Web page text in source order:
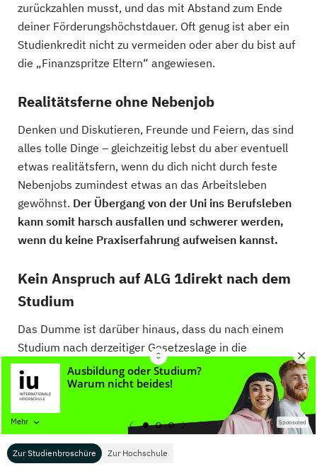
Zur Studienbroschüre Zur Hochschule
Mehr Sponsored
zurückzahlen musst, und das mit Abstand zum Ende
deiner Förderungshöchstdauer. Oft genug ist aber ein
Studienkredit nicht zu vermeiden oder aber du bist auf
die „Finanzspritze Eltern“ angewiesen.
Realitätsferne ohne Nebenjob
Denken und Diskutieren, Freunde und Feiern, das sind
alles tolle Dinge – gleichzeitig lebst du aber eventuell
etwas realitätsfern, wenn du dich nicht durch feste
Nebenjobs zumindest etwas an das Arbeitsleben
gewöhnst. Der Übergang von der Uni ins Berufsleben
kann somit harsch ausfallen und schwerer werden,
wenn du keine Praxiserfahrung aufweisen kannst.
Kein Anspruch auf ALG 1direkt nach dem
Studium
Das Dumme ist darüber hinaus, dass du nach einem
Studium nach derzeitiger Gesetzeslage in die
sogenannte „Hartz-IV-Falle“ rutschen kannst, denn du
hast während des Vollzeitstudiums in der Regel nicht
in die Arbeitslosenversicherung eingezahlt und somit
keinen Anspruch auf das Arbeitslosengeld (ALG) I.
arbeitslose Periode erwarten, hast du diesen